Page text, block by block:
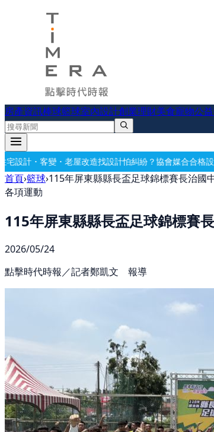
房產資訊棒球籃球室內設計創業理財美食寵物公益
改造找設計怕糾紛？協會媒合合格設計師，設計有保障
首頁›籃球›115年屏東縣縣長盃足球錦標賽長治國
各項運動
115年屏東縣縣長盃足球錦標賽
2026/05/24
點擊時代時報／記者鄭凱文 報導